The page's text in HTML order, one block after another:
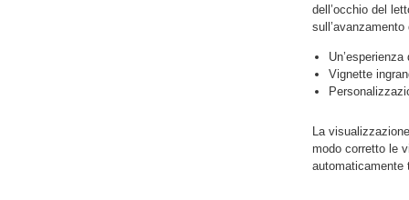
dell’occhio del
Vignette
La
modo corretto le
automaticamente